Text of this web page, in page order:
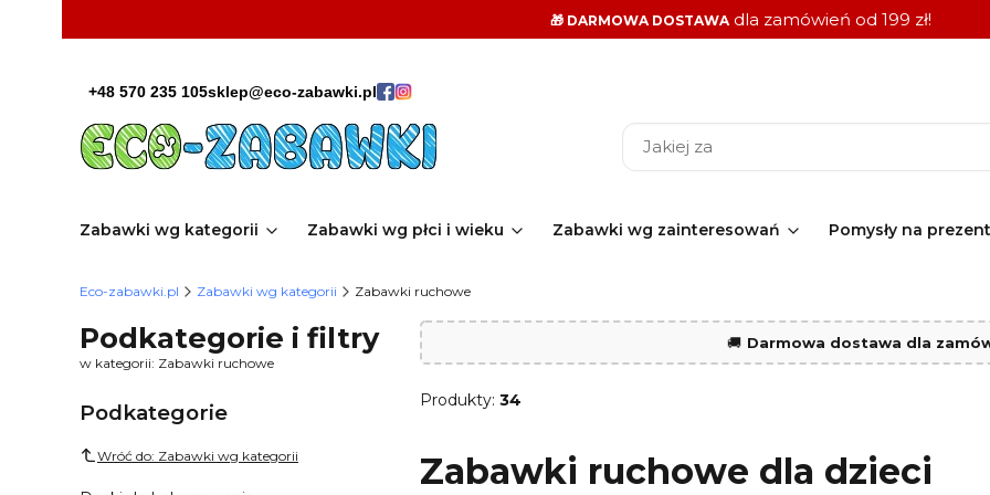
🎁 DARMOWA DOSTAWAdla zamówień od 199 zł!
+48 570 235 105sklep@eco-zabawki.pl
Zabawki wg kategorii Zabawki wg płci i wieku Zabawki wg zainteresowań Pomysły na prezent
Eco-zabawki.pl Zabawki wg kategorii Zabawki ruchowe
Podkategorie i filtry
w kategorii: Zabawki ruchowe
Podkategorie
Wróć do: Zabawki wg kategorii
🚚 Darmowa dostawa dla
Produkty: 34
Zabawki ruchowe dla dzieci